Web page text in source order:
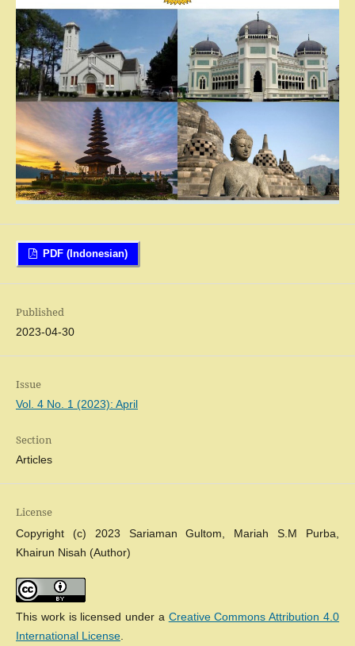
PDF (Indonesian)
Published
2023-04-30
Issue
Vol. 4 No. 1 (2023): April
Section
Articles
License
Copyright (c) 2023 Sariaman Gultom, Mariah S.M Purba,
Khairun Nisah (Author)
This work is licensed under a Creative Commons Attribution 4.0
International License.